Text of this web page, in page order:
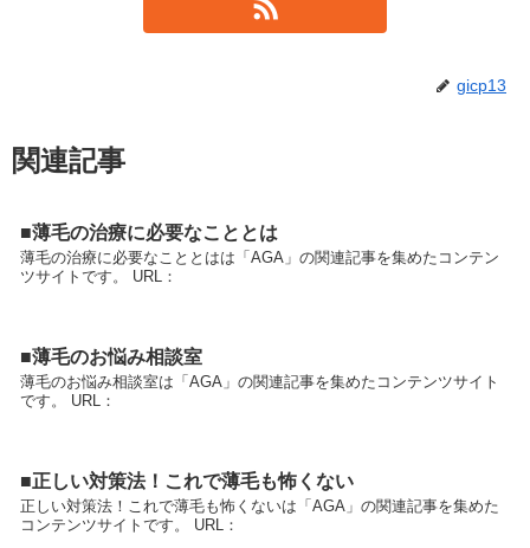
gicp13
関連記事
■薄毛の治療に必要なこととは
薄毛の治療に必要なこととはは「AGA」の関連記事を集めたコンテン
ツサイトです。 URL：
■薄毛のお悩み相談室
薄毛のお悩み相談室は「AGA」の関連記事を集めたコンテンツサイト
です。 URL：
■正しい対策法！これで薄毛も怖くない
正しい対策法！これで薄毛も怖くないは「AGA」の関連記事を集めた
コンテンツサイトです。 URL：